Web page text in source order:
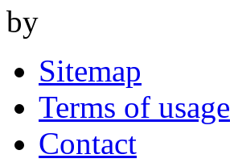
by
Sitemap
Terms of usage
Contact